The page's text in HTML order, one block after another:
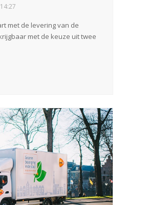
met de levering van de
met de keuze uit twee